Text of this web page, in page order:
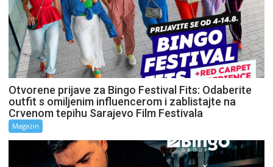
Otvorene prijave za Bingo Festival Fits: Odaberite
outfit s omiljenim influencerom i zablistajte na
Crvenom tepihu Sarajevo Film Festivala
Magazin